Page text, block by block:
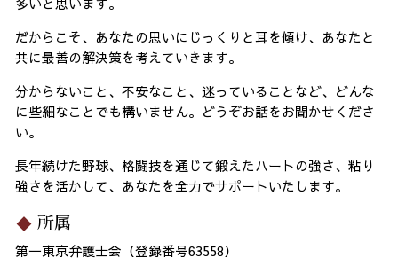
だからこそ、あなたの思いにじっくりと耳を傾け、あなたと
共に最善の解決策を考えていきます。
分からないこと、不安なこと、迷っていることなど、どんな
に些細なことでも構いません。どうぞお話をお聞かせくださ
い。
長年続けた野球、格闘技を通じて鍛えたハートの強さ、粘り
強さを活かして、あなたを全力でサポートいたします。
所属
第一東京弁護士会（登録番号63558）